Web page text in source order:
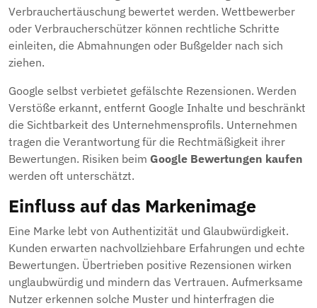
Verbrauchertäuschung bewertet werden. Wettbewerber
oder Verbraucherschützer können rechtliche Schritte
einleiten, die Abmahnungen oder Bußgelder nach sich
ziehen.
Google selbst verbietet gefälschte Rezensionen. Werden
Verstöße erkannt, entfernt Google Inhalte und beschränkt
die Sichtbarkeit des Unternehmensprofils. Unternehmen
tragen die Verantwortung für die Rechtmäßigkeit ihrer
Bewertungen. Risiken beim Google Bewertungen kaufen
werden oft unterschätzt.
Einfluss auf das Markenimage
Eine Marke lebt von Authentizität und Glaubwürdigkeit.
Kunden erwarten nachvollziehbare Erfahrungen und echte
Bewertungen. Übertrieben positive Rezensionen wirken
unglaubwürdig und mindern das Vertrauen. Aufmerksame
Nutzer erkennen solche Muster und hinterfragen die